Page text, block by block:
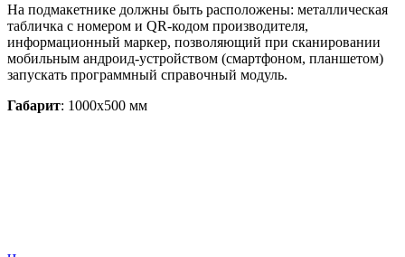
На подмакетнике должны быть расположены: металлическая
табличка с номером и QR-кодом производителя,
информационный маркер, позволяющий при сканировании
мобильным андроид-устройством (смартфоном, планшетом)
запускать программный справочный модуль.
Габарит: 1000х500 мм